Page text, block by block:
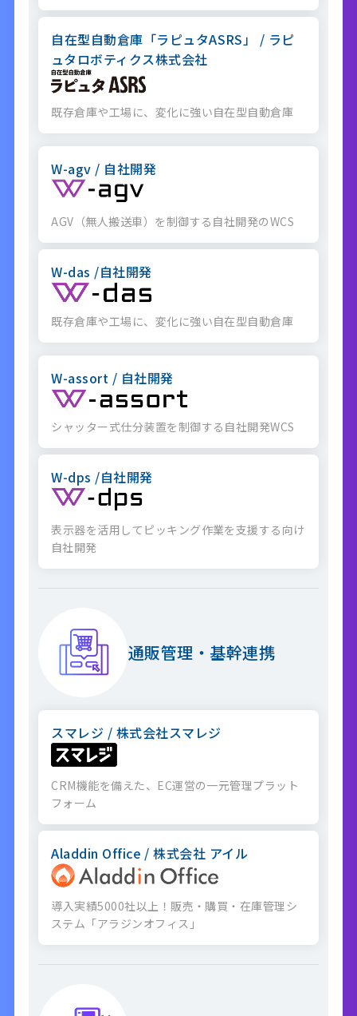
自在型自動倉庫「ラピュタASRS」 / ラピ
ュタロボティクス株式会社
既存倉庫や工場に、変化に強い自在型自動倉庫
W-agv / 自社開発
AGV（無人搬送車）を制御する自社開発のWCS
W-das /自社開発
既存倉庫や工場に、変化に強い自在型自動倉庫
W-assort / 自社開発
シャッター式仕分装置を制御する自社開発WCS
W-dps /自社開発
表示器を活用してピッキング作業を支援する向け
自社開発
通販管理・基幹連携
スマレジ / 株式会社スマレジ
CRM機能を備えた、EC運営の一元管理プラット
フォーム
Aladdin Office / 株式会社 アイル
導入実績5000社以上！販売・購買・在庫管理シ
ステム「アラジンオフィス」